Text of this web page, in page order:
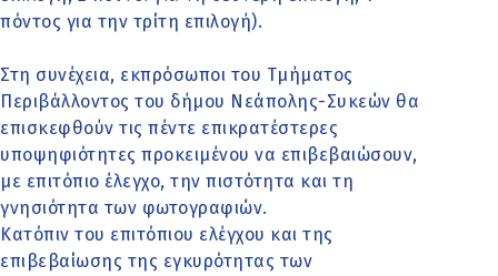
πόντος για την τρίτη επιλογή).
Στη συνέχεια, εκπρόσωποι του Τμήματος
Περιβάλλοντος του δήμου Νεάπολης-Συκεών θα
επισκεφθούν τις πέντε επικρατέστερες
υποψηφιότητες προκειμένου να επιβεβαιώσουν,
με επιτόπιο έλεγχο, την πιστότητα και τη
γνησιότητα των φωτογραφιών.
Κατόπιν του επιτόπιου ελέγχου και της
επιβεβαίωσης της εγκυρότητας των